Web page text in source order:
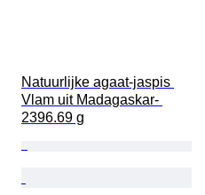
Natuurlijke agaat-jaspis
Vlam uit Madagaskar-
2396.69 g